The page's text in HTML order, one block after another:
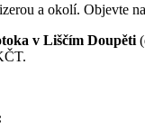
a okolí. Objevte
v Liščím Doupěti